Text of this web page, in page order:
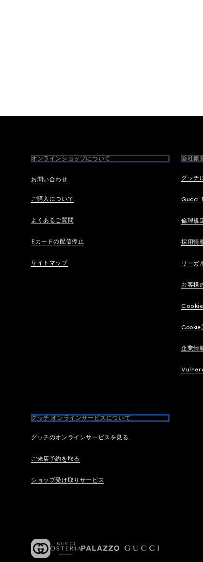
オンラインショップについて
お問い合わせ
ご購入について
よくあるご質問
Eカードの配信停止
サイトマップ
会社概
グッチ
Gucci
倫理規
採用情
リーガ
お客様
Cookie
Cookie
企業情
グッチ オンラインサービスについて
グッチのオンラインサービスを見る
ご来店予約を取る
ショップ受け取りサービス